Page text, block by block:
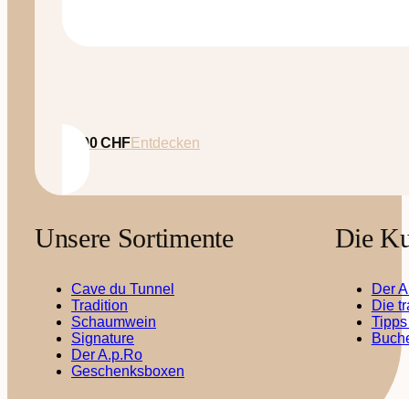
35.00CHFEntdecken
Unsere Sortimente
Cave du Tunnel
Tradition
Schaumwein
Signature
Der A.p.Ro
Geschenksboxen
Die
Der
Die